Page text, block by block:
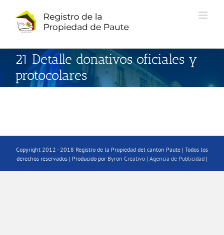
contenido
21 Detalle donativos oficiales y
protocolares
Copyright 2012 - 2018 Registro de la Propiedad del canton Paute | Todos los
derechos reservados | Producido por Byron Creativo | Agencia de Publicidad |